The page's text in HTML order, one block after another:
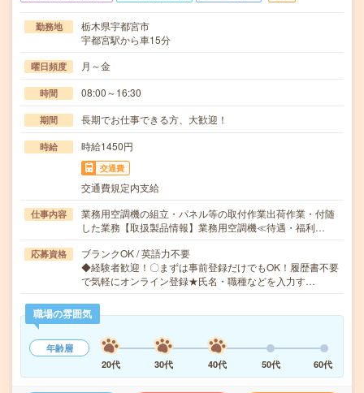
勤務地
栃木県宇都宮市
宇都宮駅から車15分
曜日頻度 月～金
時間 08:00～16:30
期間 長期でお仕事できる方、大歓迎！
時給 時給1450円
交通費
交通費規定内支給
仕事内容
業務用空調機の組立・パネル等の取付作業出荷作業・付随
した業務【取扱製品情報】業務用空調機≪待遇・福利…
応募資格
ブランクOK / 英語力不要
◆経験者歓迎！〇まずは事前登録だけでもOK！履歴書不要
で気軽にオンライン登録★氏名・職種などを入力す…
職場の雰囲気
年齢層
20代
30代 40代 50代 60代